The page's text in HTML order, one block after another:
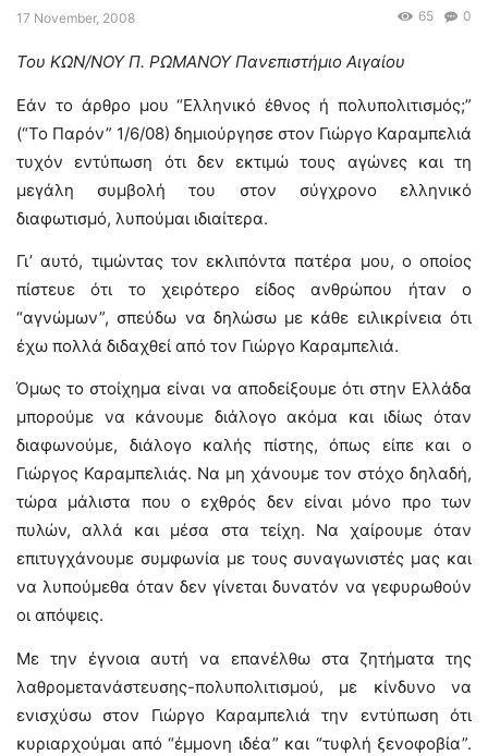
17 November, 2008 0
65
Του ΚΩΝ/ΝΟΥ Π. ΡΩΜΑΝΟΥ Πανεπιστήμιο Αιγαίου
Εάν το άρθρο μου “Ελληνικό έθνος ή πολυπολιτισμός;”
(“Το Παρόν” 1/6/08) δημιούργησε στον Γιώργο Καραμπελιά
τυχόν εντύπωση ότι δεν εκτιμώ τους αγώνες και τη
μεγάλη συμβολή του στον σύγχρονο ελληνικό
διαφωτισμό, λυπούμαι ιδιαίτερα.
Γι’ αυτό, τιμώντας τον εκλιπόντα πατέρα μου, ο οποίος
πίστευε ότι το χειρότερο είδος ανθρώπου ήταν ο
“αγνώμων”, σπεύδω να δηλώσω με κάθε ειλικρίνεια ότι
έχω πολλά διδαχθεί από τον Γιώργο Καραμπελιά.
Όμως το στοίχημα είναι να αποδείξουμε ότι στην Ελλάδα
μπορούμε να κάνουμε διάλογο ακόμα και ιδίως όταν
διαφωνούμε, διάλογο καλής πίστης, όπως είπε και ο
Γιώργος Καραμπελιάς. Να μη χάνουμε τον στόχο δηλαδή,
τώρα μάλιστα που ο εχθρός δεν είναι μόνο προ των
πυλών, αλλά και μέσα στα τείχη. Να χαίρουμε όταν
επιτυγχάνουμε συμφωνία με τους συναγωνιστές μας και
να λυπούμεθα όταν δεν γίνεται δυνατόν να γεφυρωθούν
οι απόψεις.
Με την έγνοια αυτή να επανέλθω στα ζητήματα της
λαθρομετανάστευσης-πολυπολιτισμού, με κίνδυνο να
ενισχύσω στον Γιώργο Καραμπελιά την εντύπωση ότι
κυριαρχούμαι από “έμμονη ιδέα” και “τυφλή ξενοφοβία”.